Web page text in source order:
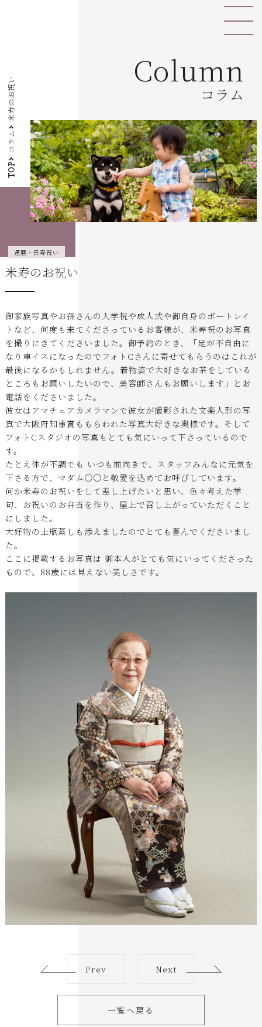
Column
コラム
TOP
コラム
米寿のお祝い
還暦・長寿祝い
米寿のお祝い
御家族写真やお孫さんの入学祝や成人式や御自身のポートレイ
トなど、何度も来てくださっているお客様が、米寿祝のお写真
を撮りにきてくださいました。御予約のとき、「足が不自由に
なり車イスになったのでフォトCさんに寄せてもらうのはこれが
最後になるかもしれません。着物姿で大好きなお茶をしている
ところもお願いしたいので、美容師さんもお願いします」とお
電話をくださいました。
彼女はアマチュアカメラマンで彼女が撮影された文楽人形の写
真で大阪府知事賞ももらわれた写真大好きな奥様です。そして
フォトCスタジオの写真もとても気にいって下さっているので
す。
たとえ体が不調でも いつも前向きで、スタッフみんなに元気を
下さる方で、マダム〇〇と敬愛を込めてお呼びしています。
何か米寿のお祝いをして差し上げたいと思い、色々考えた挙
句、お祝いのお弁当を作り、屋上で召し上がっていただくこと
にしました。
大好物の土瓶蒸しも添えましたのでとても喜んでくださいまし
た。
ここに掲載するお写真は 御本人がとても気にいってくださった
もので、88歳には見えない美しさです。
Prev
一覧へ戻る
Next